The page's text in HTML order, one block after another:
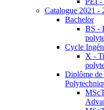
Catalogue 2021 -
Bachelor
BS -
Cycle
X -
Diplôme